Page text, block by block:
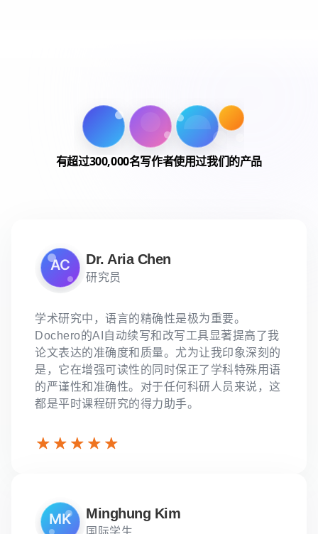
有超过300,000名写作者使用过我们的产品
Dr. Aria Chen
研究员
学术研究中，语言的精确性是极为重要。
Dochero的AI自动续写和改写工具显著提高了我
论文表达的准确度和质量。尤为让我印象深刻的
是，它在增强可读性的同时保正了学科特殊用语
的严谨性和准确性。对于任何科研人员来说，这
都是平时课程研究的得力助手。
Minghung Kim